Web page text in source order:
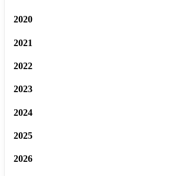
2020
2021
2022
2023
2024
2025
2026